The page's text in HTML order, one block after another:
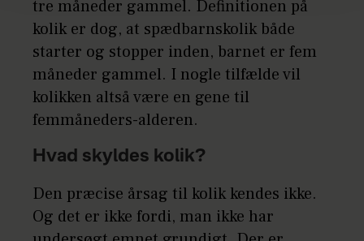
tre måneder gammel. Definitionen på
kolik er dog, at spædbarnskolik både
starter og stopper inden, barnet er fem
måneder gammel. I nogle tilfælde vil
kolikken altså være en gene til
femmåneders-alderen.
Hvad skyldes kolik?
Den præcise årsag til kolik kendes ikke.
Og det er ikke fordi, man ikke har